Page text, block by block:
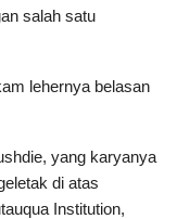
salah satu
lehernya belasan
yang karyanya
di atas
Institution,